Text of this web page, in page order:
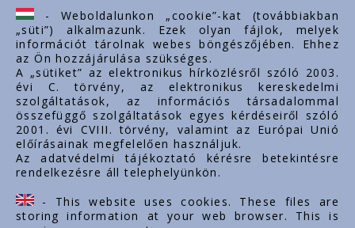
ertekesites@styron.hu
export@styron.hu
www.styron.hu
Important links
O nas
Dokumenty
Kontakt
Kariera zawodowa
- Weboldalunkon „cookie”-kat (továbbiakban
„süti”) alkalmazunk. Ezek olyan fájlok, melyek
információt tárolnak webes böngészőjében. Ehhez
az Ön hozzájárulása szükséges.
A „sütiket” az elektronikus hírközlésről szóló 2003.
évi C. törvény, az elektronikus kereskedelmi
szolgáltatások, az információs társadalommal
összefüggő szolgáltatások egyes kérdéseiről szóló
2001. évi CVIII. törvény, valamint az Európai Unió
előírásainak megfelelően használjuk.
Az adatvédelmi tájékoztató kérésre betekintésre
rendelkezésre áll telephelyünkön.
- This website uses cookies. These files are
storing information at your web browser. This is